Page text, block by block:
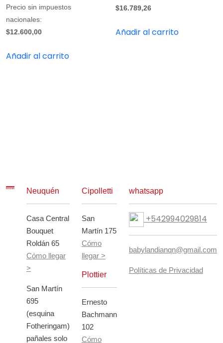
Precio sin impuestos
nacionales:
$12.600,00
Añadir al carrito
$16.789,26
Añadir al carrito
Neuquén
Casa Central
Bouquet
Roldán 65
Cómo llegar
>
San Martín
695
(esquina
Fotheringam)
pañales solo
Cipolletti
San
Martín 175
Cómo
llegar >
Plottier
Ernesto
Bachmann
102
Cómo
whatsapp
+542994029814
babylandianqn@gmail.com
Políticas de Privacidad